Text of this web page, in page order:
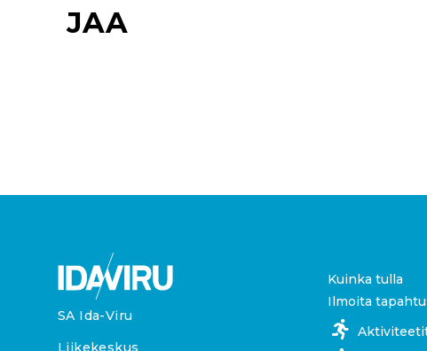
JAA
SA Ida-Viru
Liikekeskus
Kuinka tulla
Ilmoita